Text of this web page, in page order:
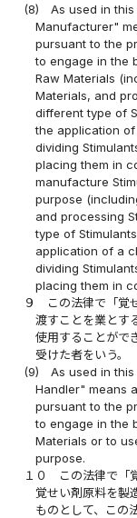
(8)
As used in
Manufacturer"
pursuant to the
to engage in the
Raw Materials
Materials, and
different type of
the application
dividing
placing them in
manufacture
purpose
and processing
type of
application of a
dividing
placing them in
９
この法律で「覚
渡すことを業とす
使用することがで
受けた者をいう。
(9)
As used in
Handler" means
pursuant to the
to engage in the
Materials or to
purpose.
１０
この法律で「
覚せい剤原料を製
ものとして、この